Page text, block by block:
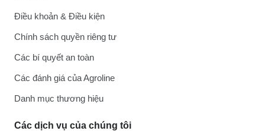
Điều khoản & Điều kiện
Chính sách quyền riêng tư
Các bí quyết an toàn
Các đánh giá của Agroline
Danh mục thương hiệu
Các dịch vụ của chúng tôi